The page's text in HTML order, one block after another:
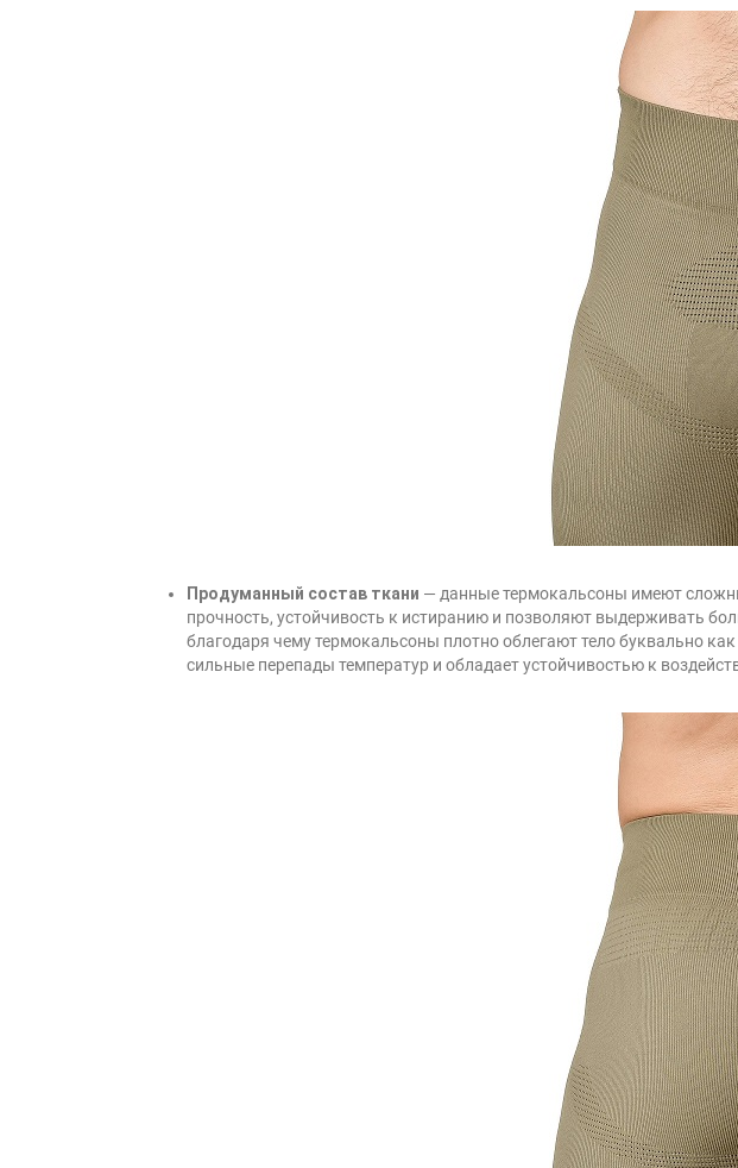
Продуманный состав ткани — данные термокальсоны имеют
прочность, устойчивость к истиранию и позволяют выдерживать
благодаря чему термокальсоны плотно облегают тело буквально
сильные перепады температур и обладает устойчивостью к